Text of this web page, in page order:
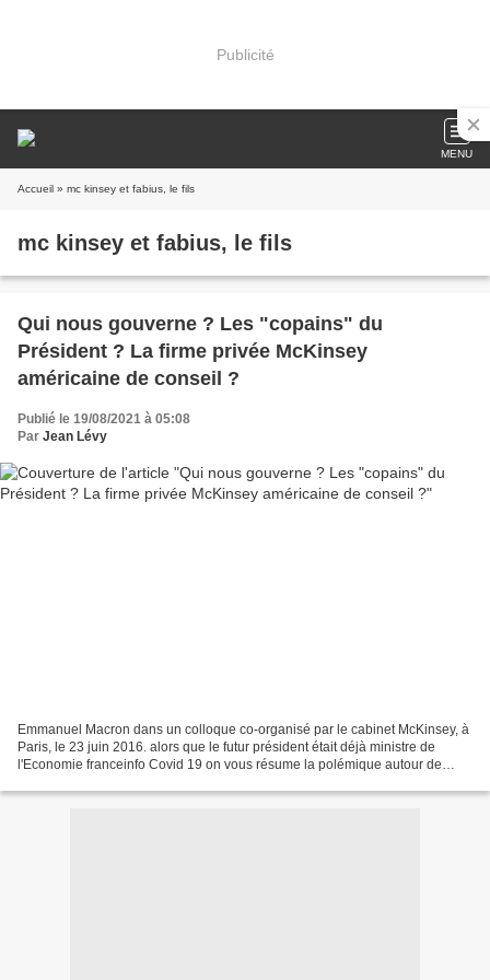
Publicité
MENU
Accueil » mc kinsey et fabius, le fils
mc kinsey et fabius, le fils
Qui nous gouverne ? Les "copains" du
Président ? La firme privée McKinsey
américaine de conseil ?
Publié le 19/08/2021 à 05:08
Par Jean Lévy
Emmanuel Macron dans un colloque co-organisé par le cabinet McKinsey, à
Paris, le 23 juin 2016. alors que le futur président était déjà ministre de
l'Economie franceinfo Covid 19 on vous résume la polémique autour de